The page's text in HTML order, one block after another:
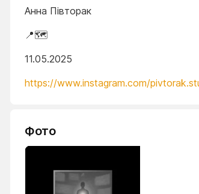
Анна Півторак
📍🗺️
11.05.2025
https://www.instagram.com/
Фото